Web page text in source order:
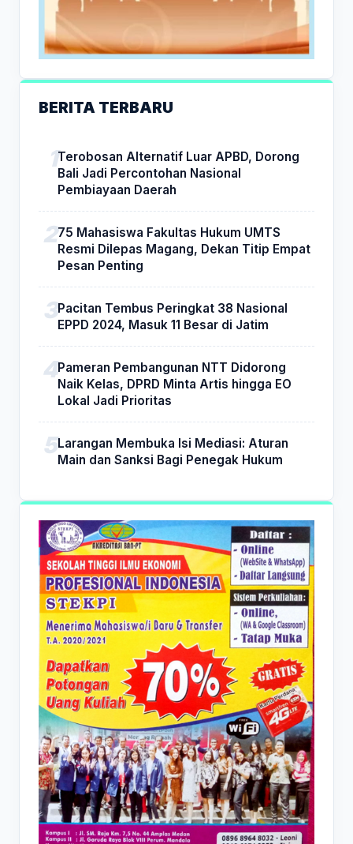
BERITA TERBARU
Terobosan Alternatif Luar APBD, Dorong
Bali Jadi Percontohan Nasional
Pembiayaan Daerah
75 Mahasiswa Fakultas Hukum UMTS
Resmi Dilepas Magang, Dekan Titip Empat
Pesan Penting
Pacitan Tembus Peringkat 38 Nasional
EPPD 2024, Masuk 11 Besar di Jatim
Pameran Pembangunan NTT Didorong
Naik Kelas, DPRD Minta Artis hingga EO
Lokal Jadi Prioritas
Larangan Membuka Isi Mediasi: Aturan
Main dan Sanksi Bagi Penegak Hukum